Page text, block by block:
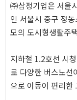
㈜삼정기업은 서울
인 서울시 중구 정
모의 도시형생활주
지하철 1.2호선 시
로 다양한 버스노선
으로 이동이 편리한